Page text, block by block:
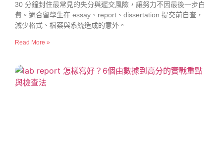
30 分鐘封住最常見的失分與遲交風險，讓努力不因最後一步白
費。適合留學生在 essay、report、dissertation 提交前自查，
減少格式、檔案與系統造成的意外。
Read More »